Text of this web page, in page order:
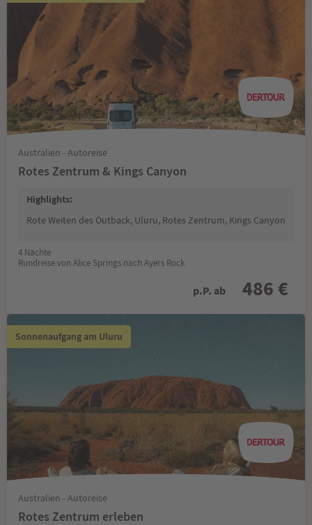
Australien - Autoreise
Rotes Zentrum & Kings Canyon
Highlights:
Rote Weiten des Outback, Uluru, Rotes Zentrum, Kings Canyon
4 Nächte
Rundreise von Alice Springs nach Ayers Rock
p.P. ab 486 €
Sonnenaufgang am Uluru
Australien - Autoreise
Rotes Zentrum erleben